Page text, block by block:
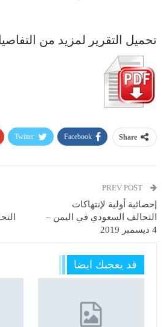
تحميل التقرير لمزيد من
Share
Facebook
Twitter
إحصائية أولية لإنتهاكات
التحالف السعودي في اليمن –
4 ديسمبر 2019
قد يعجبك ايضا